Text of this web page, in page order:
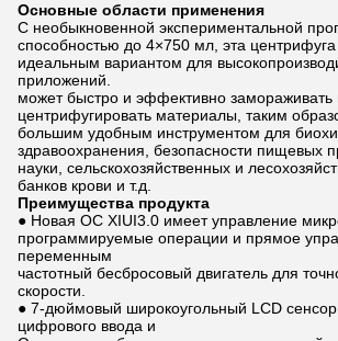
Основные области применения
С необыкновенной экспериментальной
способностью до 4×750 мл, эта центрифуга
идеальным вариантом для
приложений.
может быстро и эффективно замораживать
центрифугировать материалы, таким
большим удобным инструментом для
здравоохранения, безопасности пищевых
науки, сельскохозяйственных и
банков крови и т.д.
Преимущества продукта
● Новая ОС XIUI3.0 имеет управление
программируемые операции и прямое
переменным
частотный бесбросовый двигатель для
скорости.
● 7-дюймовый широкоугольный LCD
цифрового ввода и